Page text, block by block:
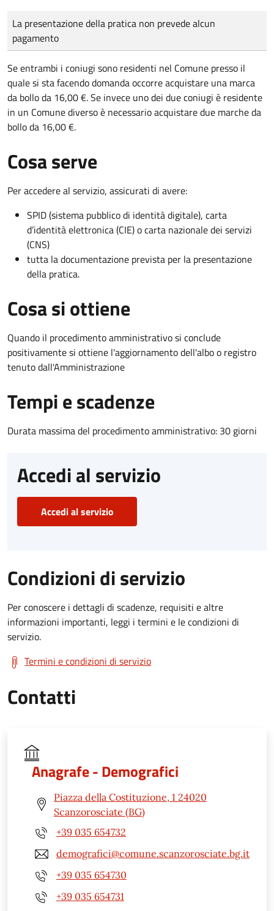
Tipo di pagamento
Importo
La presentazione della pratica non prevede alcun
pagamento
Se entrambi i coniugi sono residenti nel Comune presso il
quale si sta facendo domanda occorre acquistare una marca
da bollo da 16,00 €. Se invece uno dei due coniugi è residente
in un Comune diverso è necessario acquistare due marche da
bollo da 16,00 €.
Cosa serve
Per accedere al servizio, assicurati di avere:
SPID (sistema pubblico di identità digitale), carta
d’identità elettronica (CIE) o carta nazionale dei servizi
(CNS)
tutta la documentazione prevista per la presentazione
della pratica.
Cosa si ottiene
Quando il procedimento amministrativo si conclude
positivamente si ottiene l'aggiornamento dell'albo o registro
tenuto dall'Amministrazione
Tempi e scadenze
Durata massima del procedimento amministrativo: 30 giorni
Accedi al servizio
Accedi al servizio
Condizioni di servizio
Per conoscere i dettagli di scadenze, requisiti e altre
informazioni importanti, leggi i termini e le condizioni di
servizio.
Termini e condizioni di servizio
Contatti
Anagrafe - Demografici
Piazza della Costituzione, 1 24020
Scanzorosciate (BG)
+39 035 654732
demografici@comune.scanzorosciate.bg.it
+39 035 654730
+39 035 654731